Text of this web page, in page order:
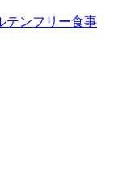
テンフリー食事